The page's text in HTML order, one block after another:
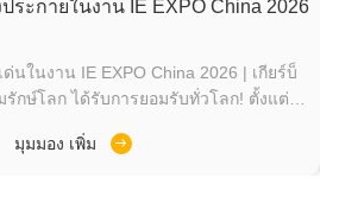
ระกายในงาน IE EXPO China 2026
นในงาน IE EXPO China 2026 | เกียร์บ็
กษ์โลก ได้รับการยอมรับทั่วโลก! ตั้งแต่วัน
วามสำเร็จในเซี่ยงไฮ้ Zhejiang Evergear
มุมมอง เพิ่ม